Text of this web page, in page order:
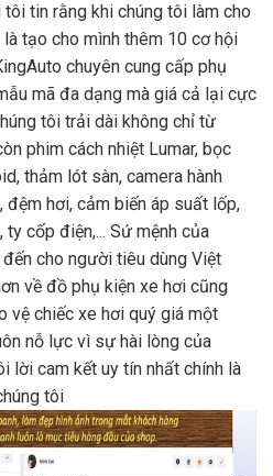
tôi tin rằng khi chúng tôi làm cho
tạo cho mình thêm 10 cơ hội
chuyên cung cấp phụ
mã đa dạng mà giá cả lại cực
tôi trải dài không chỉ từ
phim cách nhiệt Lumar, bọc
thảm lót sàn, camera hành
đệm hơi, cảm biến áp suất lốp,
cốp điện,... Sứ mệnh của
cho người tiêu dùng Việt
về đồ phụ kiện xe hơi cũng
vệ chiếc xe hơi quý giá một
nỗ lực vì sự hài lòng của
lời cam kết uy tín nhất chính là
tôi